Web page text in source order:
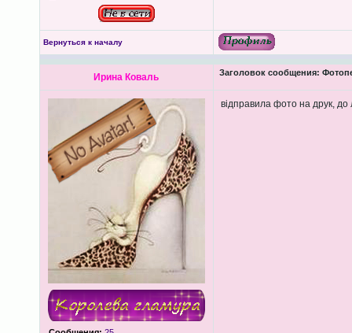
Вернуться к началу
Ирина Коваль Заголовок сообщения:
відправила фото на друк,